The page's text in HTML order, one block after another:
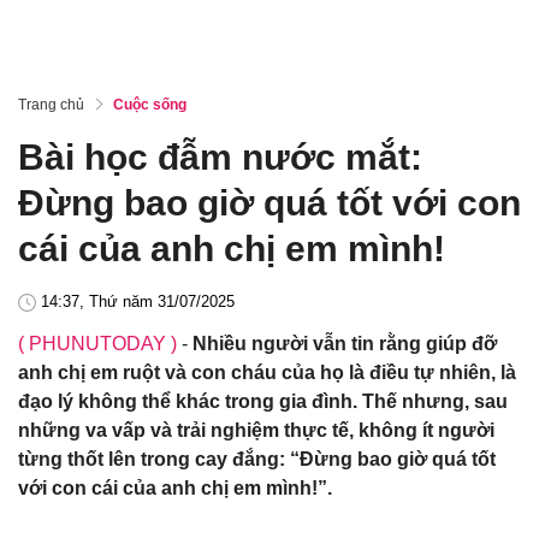
Trang chủ Cuộc sống
Bài học đẫm nước mắt:
Đừng bao giờ quá tốt với con
cái của anh chị em mình!
14:37, Thứ năm 31/07/2025
( PHUNUTODAY ) - Nhiều người vẫn tin rằng giúp đỡ
anh chị em ruột và con cháu của họ là điều tự nhiên, là
đạo lý không thể khác trong gia đình. Thế nhưng, sau
những va vấp và trải nghiệm thực tế, không ít người
từng thốt lên trong cay đắng: “Đừng bao giờ quá tốt
với con cái của anh chị em mình!”.